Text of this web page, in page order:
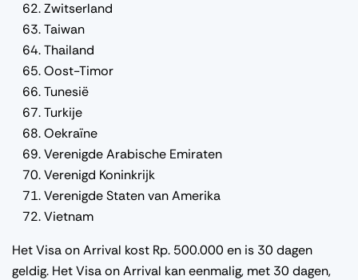
Zwitserland
Taiwan
Thailand
Oost-Timor
Tunesië
Turkije
Oekraïne
Verenigde Arabische Emiraten
Verenigd Koninkrijk
Verenigde Staten van Amerika
Vietnam
Het Visa on Arrival kost Rp. 500.000 en is 30 dagen
geldig. Het Visa on Arrival kan eenmalig, met 30 dagen,